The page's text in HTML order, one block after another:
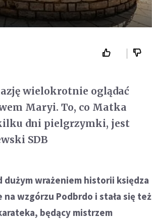
wielokrotnie oglądać
Maryi. To, co Matka
dni pielgrzymki, jest
SDB
dużym wrażeniem historii księdza
wzgórzu Podbrdo i stała się też
będący mistrzem